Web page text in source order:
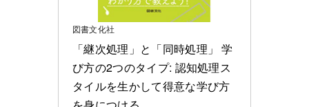
図書文化社
「継次処理」と「同時処理」 学
び方の2つのタイプ: 認知処理ス
タイルを生かして得意な学び方